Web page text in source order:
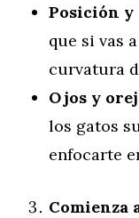
Posición y
que si vas
curvatura
Ojos y
los gatos
enfocarte
Comienza